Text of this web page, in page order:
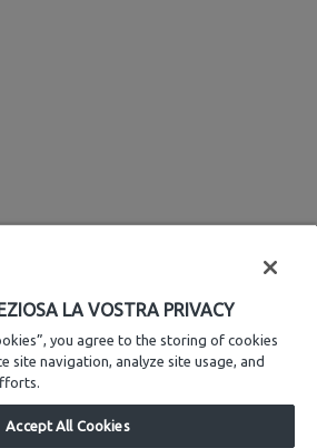
LA VOSTRA PRIVACY
you agree to the storing of cookies
site navigation, analyze site usage, and
Accept All Cookies